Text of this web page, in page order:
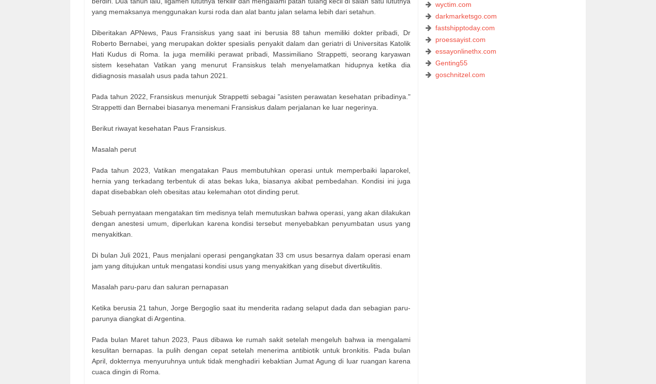
yang memaksanya menggunakan kursi roda dan alat bantu jalan selama lebih dari setahun.
Diberitakan APNews, Paus Fransiskus yang saat ini berusia 88 tahun memiliki dokter pribadi, Dr
Roberto Bernabei, yang merupakan dokter spesialis penyakit dalam dan geriatri di Universitas Katolik
Hati Kudus di Roma. Ia juga memiliki perawat pribadi, Massimiliano Strappetti, seorang karyawan
sistem kesehatan Vatikan yang menurut Fransiskus telah menyelamatkan hidupnya ketika dia
didiagnosis masalah usus pada tahun 2021.
Pada tahun 2022, Fransiskus menunjuk Strappetti sebagai "asisten perawatan kesehatan pribadinya."
Strappetti dan Bernabei biasanya menemani Fransiskus dalam perjalanan ke luar negerinya.
Berikut riwayat kesehatan Paus Fransiskus.
Masalah perut
Pada tahun 2023, Vatikan mengatakan Paus membutuhkan operasi untuk memperbaiki laparokel,
hernia yang terkadang terbentuk di atas bekas luka, biasanya akibat pembedahan. Kondisi ini juga
dapat disebabkan oleh obesitas atau kelemahan otot dinding perut.
Sebuah pernyataan mengatakan tim medisnya telah memutuskan bahwa operasi, yang akan dilakukan
dengan anestesi umum, diperlukan karena kondisi tersebut menyebabkan penyumbatan usus yang
menyakitkan.
Di bulan Juli 2021, Paus menjalani operasi pengangkatan 33 cm usus besarnya dalam operasi enam
jam yang ditujukan untuk mengatasi kondisi usus yang menyakitkan yang disebut divertikulitis.
Masalah paru-paru dan saluran pernapasan
Ketika berusia 21 tahun, Jorge Bergoglio saat itu menderita radang selaput dada dan sebagian paru-
parunya diangkat di Argentina.
Pada bulan Maret tahun 2023, Paus dibawa ke rumah sakit setelah mengeluh bahwa ia mengalami
kesulitan bernapas. Ia pulih dengan cepat setelah menerima antibiotik untuk bronkitis. Pada bulan
April, dokternya menyuruhnya untuk tidak menghadiri kebaktian Jumat Agung di luar ruangan karena
cuaca dingin di Roma.
wyctim.com
darkmarketsgo.com
fastshipptoday.com
proessayist.com
essayonlinethx.com
Genting55
goschnitzel.com